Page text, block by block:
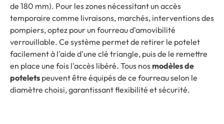
de 180 mm). Pour les zones nécessitant un accès
temporaire comme livraisons, marchés, interventions des
pompiers, optez pour un fourreau d'amovibilité
verrouillable. Ce système permet de retirer le potelet
facilement à l'aide d'une clé triangle, puis de le remettre
en place une fois l'accès libéré. Tous nosmodèles de
potelets peuvent être équipés de ce fourreau selon le
diamètre choisi, garantissant flexibilité et sécurité.